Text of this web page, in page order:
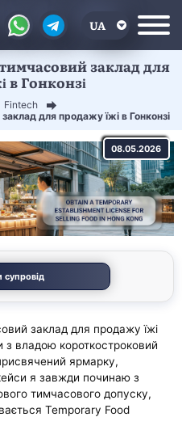
UA
EN
заклад для
в Гонконзі
Fintech
для продажу їжі в Гонконзі
08.05.2026
супровід
заклад для продажу їжі
з владою короткостроковий
ярмарку,
я завжди починаю з
тимчасового допуску,
Temporary Food